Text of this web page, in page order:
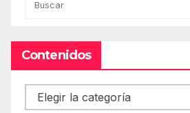
Contenidos
Contenidos